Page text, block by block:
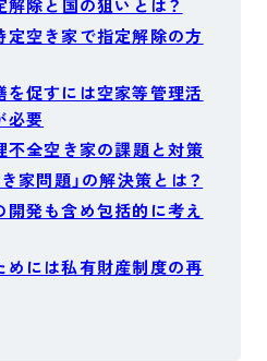
除と国の狙いとは？
空き家で指定解除の方
を促すには空家等管理活
必要
不全空き家の課題と対策
家問題」の解決策とは？
開発も含め包括的に考え
めには私有財産制度の再